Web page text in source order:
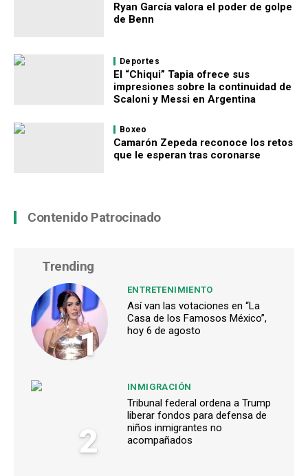
Ryan García valora el poder de golpe
de Benn
Deportes
El “Chiqui” Tapia ofrece sus
impresiones sobre la continuidad de
Scaloni y Messi en Argentina
Boxeo
Camarón Zepeda reconoce los retos
que le esperan tras coronarse
Contenido Patrocinado
Trending
1
ENTRETENIMIENTO
Así van las votaciones en “La
Casa de los Famosos México”,
hoy 6 de agosto
2
INMIGRACIÓN
Tribunal federal ordena a Trump
liberar fondos para defensa de
niños inmigrantes no
acompañados